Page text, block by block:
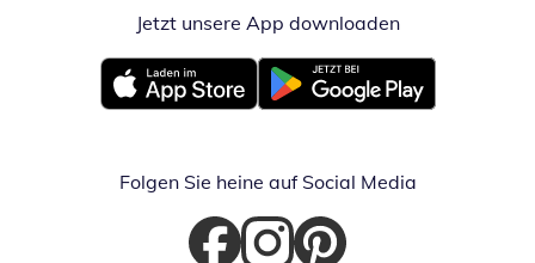
Jetzt unsere App downloadenÖffnet in
Öffnet in neuem FensterÖffnet in neuem Fenster
Folgen Sie heine auf Social Media